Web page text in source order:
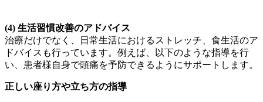
(4) 生活習慣改善のアドバイス
治療だけでなく、日常生活におけるストレッチ、食生活のア
ドバイスも行っています。例えば、以下のような指導を行
い、患者様自身で頭痛を予防できるようにサポートします。
正しい座り方や立ち方の指導